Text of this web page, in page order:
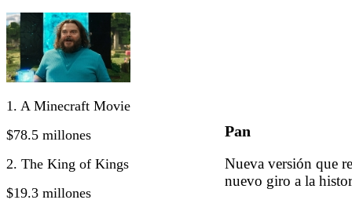
1. A Minecraft Movie
$78.5 millones
2. The King of Kings
$19.3 millones
Pan
Nueva versión que
nuevo giro a la